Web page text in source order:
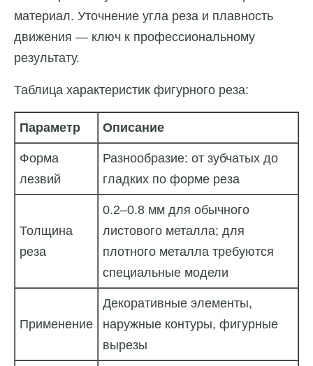
материал. Уточнение угла реза и плавность
движения — ключ к профессиональному
результату.
Таблица характеристик фигурного реза:
Параметр Описание
Форма
лезвий
Разнообразие: от зубчатых до
гладких по форме реза
Толщина
реза
0.2–0.8 мм для обычного
листового металла; для
плотного металла требуются
специальные модели
Применение
Декоративные элементы,
наружные контуры, фигурные
вырезы